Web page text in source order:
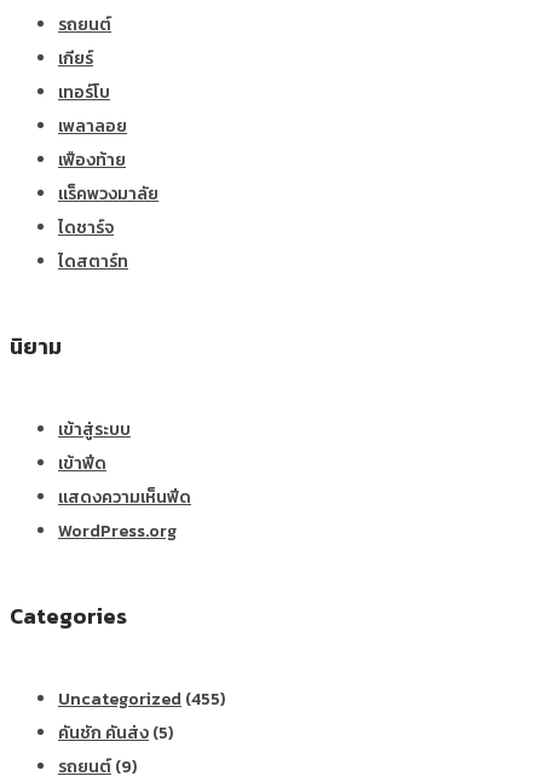
รถยนต์
เกียร์
เทอร์โบ
เพลาลอย
เฟืองท้าย
แร็คพวงมาลัย
ไดชาร์จ
ไดสตาร์ท
นิยาม
เข้าสู่ระบบ
เข้าฟีด
แสดงความเห็นฟีด
WordPress.org
Categories
Uncategorized (455)
คันชัก คันส่ง(5)
รถยนต์(9)